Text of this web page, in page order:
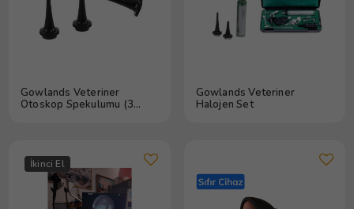
Gowlands Veteriner
Otoskop Spekulumu (3
Gowlands Veteriner
Halojen Set
İkinci El